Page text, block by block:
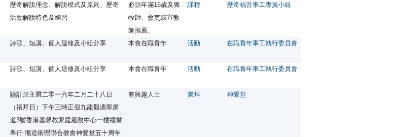
歷奇解說理念、解說模式及原則、歷奇
活動解說特色及練習
必須年滿16歲及獲
牧師、會吏或宣教
師推薦。
課程 歷奇福音事工專責小組
詩歌、短講、個人退修及小組分享 本會在職青年 活動 在職青年事工執行委員會
詩歌、短講、個人退修及小組分享 本會在職青年 活動 在職青年事工執行委員會
謹訂於主曆二零一六年二月二十八日
（禮拜日）下午三時正假九龍觀塘翠屏
道3號香港基督教家庭服務中心一樓禮堂
舉行 循道衛理聯合教會神愛堂五十周年
有興趣人士 崇拜 神愛堂